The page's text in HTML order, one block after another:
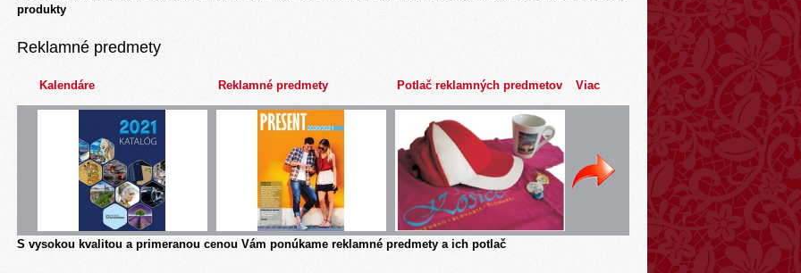
produkty
Reklamné predmety
Kalendáre Reklamné predmety Potlač reklamných predmetov Viac
S vysokou kvalitou a primeranou cenou Vám ponúkame reklamné predmety a ich potlač